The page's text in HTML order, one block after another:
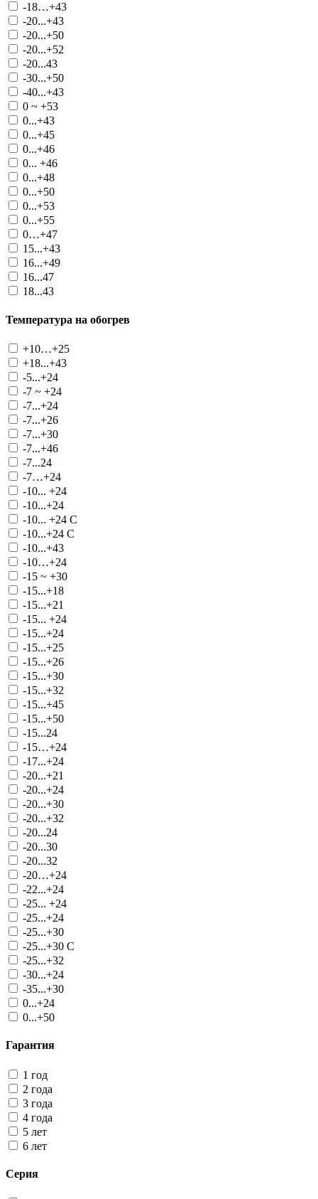
-18…+43
-20...+43
-20...+50
-20...+52
-20...43
-30...+50
-40...+43
0 ~ +53
0...+43
0...+45
0...+46
0... +46
0...+48
0...+50
0...+53
0...+55
0…+47
15...+43
16...+49
16...47
18...43
Температура на обогрев
+10…+25
+18...+43
-5...+24
-7 ~ +24
-7...+24
-7...+26
-7...+30
-7...+46
-7...24
-7…+24
-10... +24
-10...+24
-10... +24 С
-10...+24 С
-10...+43
-10…+24
-15 ~ +30
-15...+18
-15...+21
-15... +24
-15...+24
-15...+25
-15...+26
-15...+30
-15...+32
-15...+45
-15...+50
-15...24
-15…+24
-17...+24
-20...+21
-20...+24
-20...+30
-20...+32
-20...24
-20...30
-20...32
-20…+24
-22...+24
-25... +24
-25...+24
-25...+30
-25...+30 С
-25...+32
-30...+24
-35...+30
0...+24
0...+50
Гарантия
1 год
2 года
3 года
4 года
5 лет
6 лет
Серия